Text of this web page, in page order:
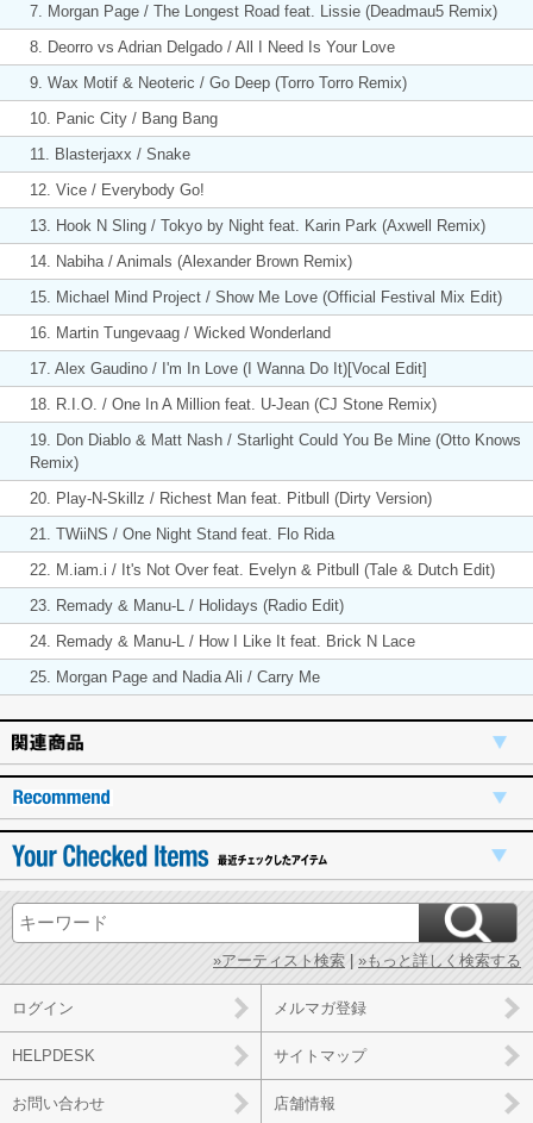
7. Morgan Page / The Longest Road feat. Lissie (Deadmau5 Remix)
8. Deorro vs Adrian Delgado / All I Need Is Your Love
9. Wax Motif & Neoteric / Go Deep (Torro Torro Remix)
10. Panic City / Bang Bang
11. Blasterjaxx / Snake
12. Vice / Everybody Go!
13. Hook N Sling / Tokyo by Night feat. Karin Park (Axwell Remix)
14. Nabiha / Animals (Alexander Brown Remix)
15. Michael Mind Project / Show Me Love (Official Festival Mix Edit)
16. Martin Tungevaag / Wicked Wonderland
17. Alex Gaudino / I'm In Love (I Wanna Do It)[Vocal Edit]
18. R.I.O. / One In A Million feat. U-Jean (CJ Stone Remix)
19. Don Diablo & Matt Nash / Starlight Could You Be Mine (Otto Knows
Remix)
20. Play-N-Skillz / Richest Man feat. Pitbull (Dirty Version)
21. TWiiNS / One Night Stand feat. Flo Rida
22. M.iam.i / It's Not Over feat. Evelyn & Pitbull (Tale & Dutch Edit)
23. Remady & Manu-L / Holidays (Radio Edit)
24. Remady & Manu-L / How I Like It feat. Brick N Lace
25. Morgan Page and Nadia Ali / Carry Me
»アーティスト検索 »もっと詳しく検索する
ログイン メルマガ登録
HELPDESK サイトマップ
お問い合わせ 店舗情報